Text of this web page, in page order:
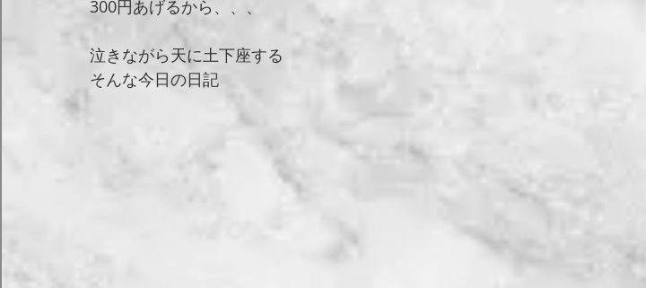
300円あげるから、、、
泣きながら天に土下座する
そんな今日の日記